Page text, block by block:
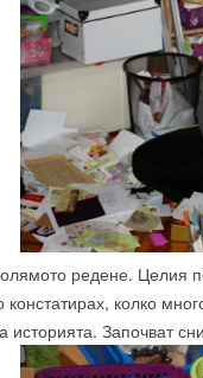
редене. Целия
констатирах, колко
историята. Започват